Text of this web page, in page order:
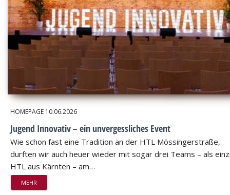
HOMEPAGE 10.06.2026
Jugend Innovativ – ein unvergessliches Event
Wie schon fast eine Tradition an der HTL Mössingerstraße,
durften wir auch heuer wieder mit sogar drei Teams – als
HTL aus Kärnten – am…
MEHR